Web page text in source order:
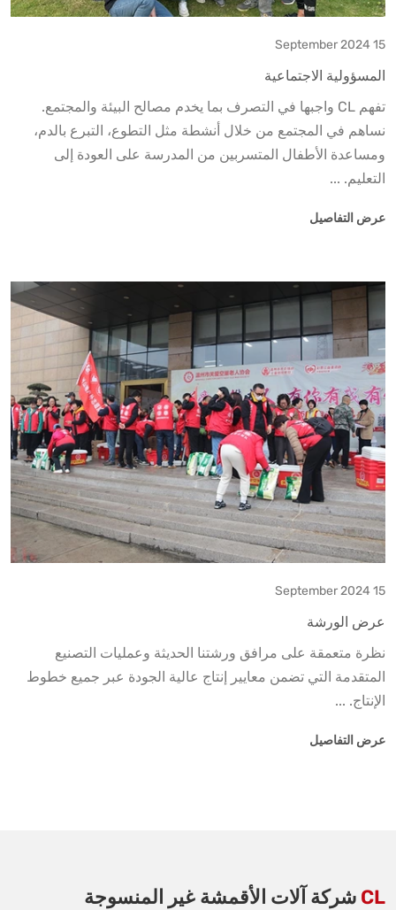
15 September 2024
المسؤولية الاجتماعية
تفهم CL واجبها في التصرف بما يخدم مصالح البيئة والمجتمع.
نساهم في المجتمع من خلال أنشطة مثل التطوع، التبرع بالدم،
ومساعدة الأطفال المتسربين من المدرسة على العودة إلى
التعليم. ...
عرض التفاصيل
15 September 2024
عرض الورشة
نظرة متعمقة على مرافق ورشتنا الحديثة وعمليات التصنيع
المتقدمة التي تضمن معايير إنتاج عالية الجودة عبر جميع خطوط
الإنتاج. ...
عرض التفاصيل
CL شركة آلات الأقمشة غير المنسوجة